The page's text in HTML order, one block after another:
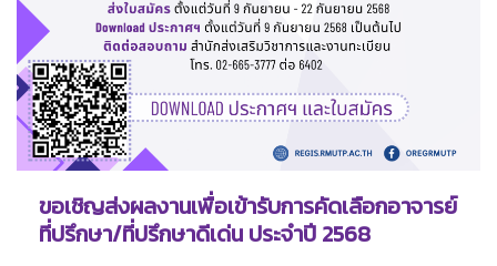
ขอเชิญส่งผลงานเพื่อเข้ารับการคัดเลือกอาจารย์
ที่ปรึกษา/ที่ปรึกษาดีเด่น ประจำปี 2568